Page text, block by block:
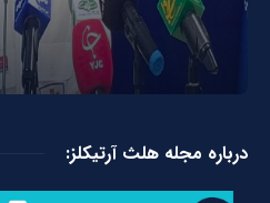
درباره مجله هلث آرتیکلز: